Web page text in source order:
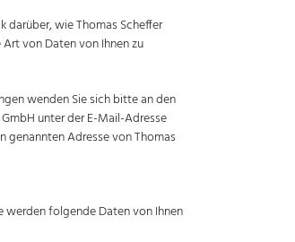
darüber, wie Thomas Scheffer
von Daten von Ihnen zu
wenden Sie sich bitte an den
unter der E-Mail-Adresse
genannten Adresse von Thomas
werden folgende Daten von Ihnen